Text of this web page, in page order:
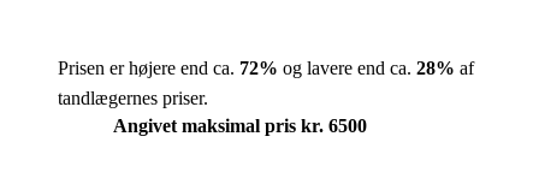
Prisen er højere end ca. 72% og lavere end ca. 28% af
tandlægernes priser.
Angivet maksimal pris kr. 6500